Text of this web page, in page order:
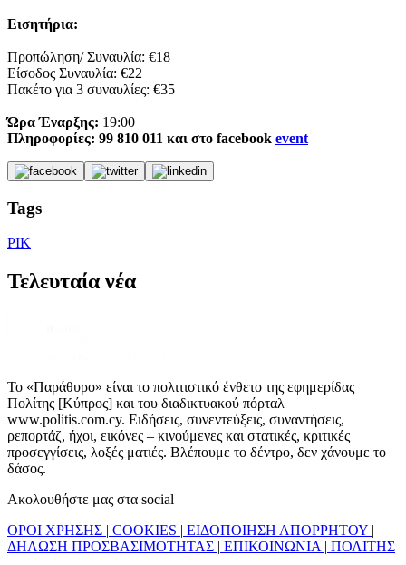
Εισητήρια:
Προπώληση/ Συναυλία: €18
Eίσοδος Συναυλία: €22
Πακέτο για 3 συναυλίες: €35
Ώρα Έναρξης: 19:00
Πληροφορίες: 99 810 011 και στο facebook event
Tags
ΡΙΚ
Τελευταία νέα
Το «Παράθυρο» είναι το πολιτιστικό ένθετο της εφημερίδας
Πολίτης [Κύπρος] και του διαδικτυακού πόρταλ
www.politis.com.cy. Ειδήσεις, συνεντεύξεις, συναντήσεις,
ρεπορτάζ, ήχοι, εικόνες – κινούμενες και στατικές, κριτικές
προσεγγίσεις, λοξές ματιές. Βλέπουμε το δέντρο, δεν χάνουμε το
δάσος.
Ακολουθήστε μας στα social
ΟΡΟΙ ΧΡΗΣΗΣ | COOKIES | ΕΙΔΟΠΟΙΗΣΗ ΑΠΟΡΡΗΤΟΥ |
ΔΗΛΩΣΗ ΠΡΟΣΒΑΣΙΜΟΤΗΤΑΣ | ΕΠΙΚΟΙΝΩΝΙΑ | ΠΟΛΙΤΗΣ